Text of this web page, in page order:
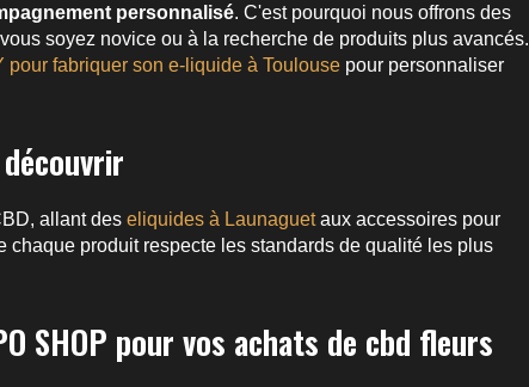
personnalisé. C'est pourquoi nous offrons des
soyez novice ou à la recherche de produits plus avancés.
pour fabriquer son e-liquide à Toulouse pour personnaliser
allant des eliquides à Launaguetaux accessoires pour
chaque produit respecte les standards de qualité les plus
SHOP pour vos achats de cbd fleurs